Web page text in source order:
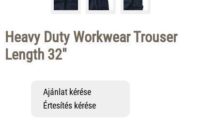
Heavy Duty Workwear Trouser
Length 32"
Ajánlat kérése
Értesítés kérése